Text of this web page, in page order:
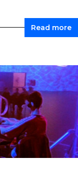
Read more